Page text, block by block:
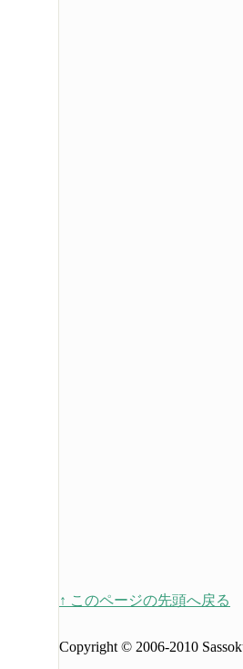
↑ このページの先頭へ戻る
Copyright © 2006-2010